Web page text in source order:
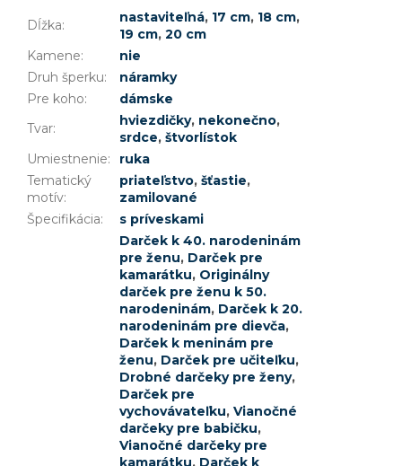
Dĺžka: nastaviteľná, 17 cm, 18 cm,
19 cm, 20 cm
Kamene:
nie
Druh šperku:
náramky
Pre koho:
dámske
Tvar: hviezdičky, nekonečno,
srdce, štvorlístok
Umiestnenie:
ruka
Tematický
motív:
priateľstvo, šťastie,
zamilované
Špecifikácia: s príveskami
Darček k 40. narodeninám
pre ženu, Darček pre
kamarátku, Originálny
darček pre ženu k 50.
narodeninám, Darček k 20.
narodeninám pre dievča,
Darček k meninám pre
ženu, Darček pre učiteľku,
Drobné darčeky pre ženy,
Darček pre
vychovávateľku, Vianočné
darčeky pre babičku,
Vianočné darčeky pre